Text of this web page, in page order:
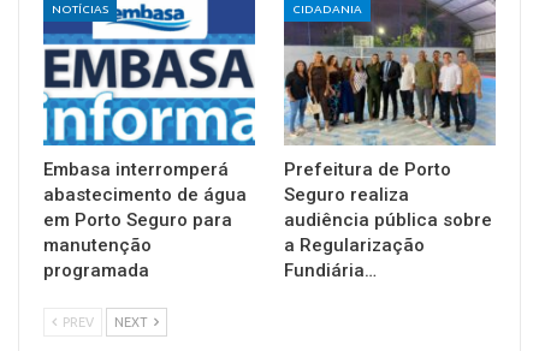
NOTÍCIAS
Embasa interromperá
abastecimento de água
em Porto Seguro para
manutenção
programada
CIDADANIA
Prefeitura de Porto
Seguro realiza
audiência pública sobre
a Regularização
Fundiária…
PREV NEXT